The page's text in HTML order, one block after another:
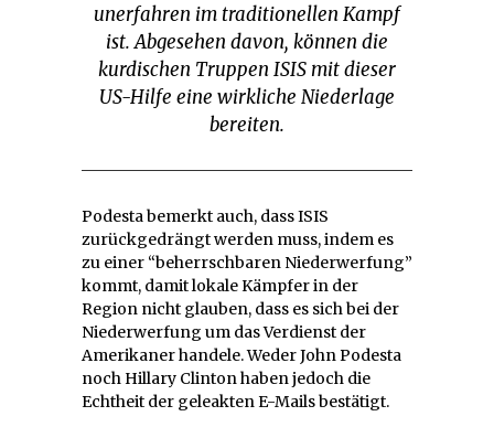
unerfahren im traditionellen Kampf
ist. Abgesehen davon, können die
kurdischen Truppen ISIS mit dieser
US-Hilfe eine wirkliche Niederlage
bereiten.
Podesta bemerkt auch, dass ISIS
zurückgedrängt werden muss, indem es
zu einer “beherrschbaren Niederwerfung”
kommt, damit lokale Kämpfer in der
Region nicht glauben, dass es sich bei der
Niederwerfung um das Verdienst der
Amerikaner handele. Weder John Podesta
noch Hillary Clinton haben jedoch die
Echtheit der geleakten E-Mails bestätigt.